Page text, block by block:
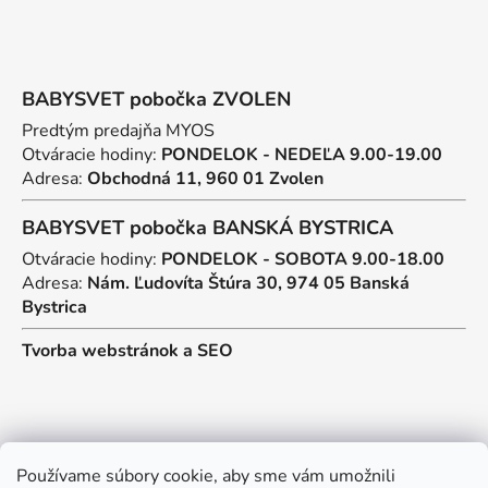
Používame súbory cookie, aby sme vám umožnili
BABYSVET pobočka ZVOLEN
Predtým predajňa MYOS
Otváracie hodiny: PONDELOK - NEDEĽA 9.00-19.00
Adresa: Obchodná 11, 960 01 Zvolen
BABYSVET pobočka BANSKÁ BYSTRICA
Otváracie hodiny: PONDELOK - SOBOTA 9.00-18.00
Adresa: Nám. Ľudovíta Štúra 30, 974 05 Banská
Bystrica
Tvorba webstránok a SEO
Kontakt